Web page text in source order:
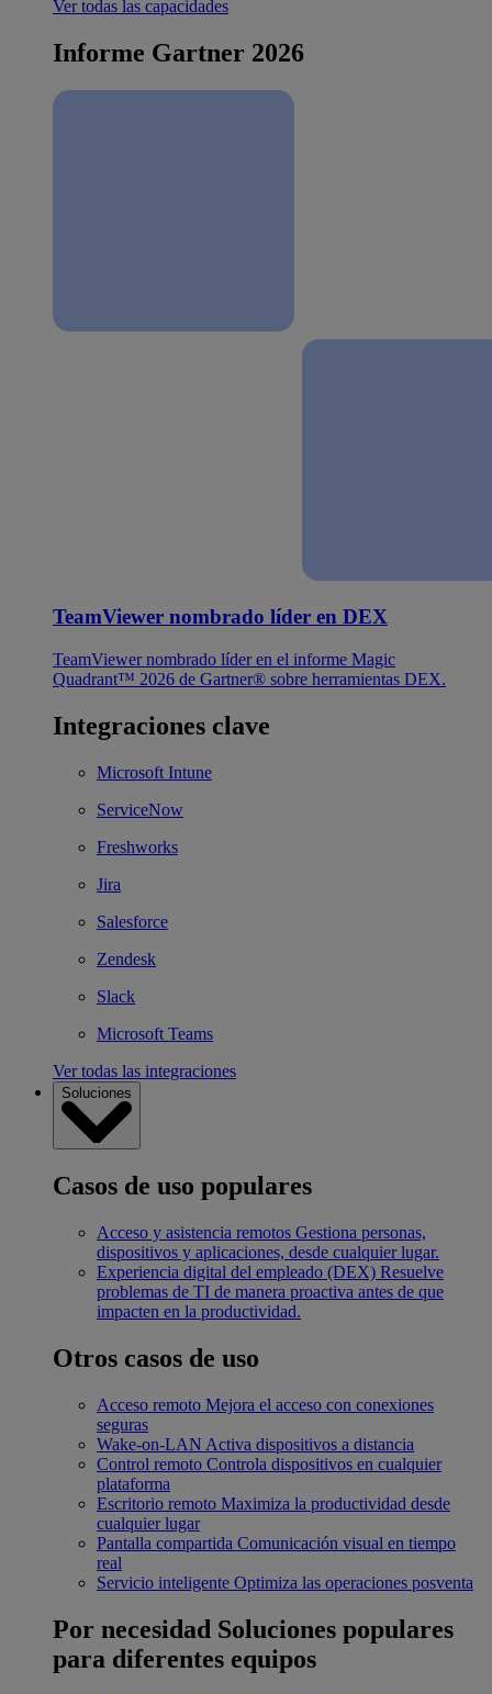
Ver todas las capacidades
Informe Gartner 2026
TeamViewer nombrado líder en DEX
TeamViewer nombrado líder en el informe Magic
Quadrant™ 2026 de Gartner® sobre herramientas DEX.
Integraciones clave
Microsoft Intune
ServiceNow
Freshworks
Jira
Salesforce
Zendesk
Slack
Microsoft Teams
Ver todas las integraciones
Soluciones
Casos de uso populares
Acceso y asistencia remotos Gestiona personas,
dispositivos y aplicaciones, desde cualquier lugar.
Experiencia digital del empleado (DEX) Resuelve
problemas de TI de manera proactiva antes de que
impacten en la productividad.
Otros casos de uso
Acceso remoto Mejora el acceso con conexiones
seguras
Wake-on-LAN Activa dispositivos a distancia
Control remoto Controla dispositivos en cualquier
plataforma
Escritorio remoto Maximiza la productividad desde
cualquier lugar
Pantalla compartida Comunicación visual en tiempo
real
Servicio inteligente Optimiza las operaciones posventa
Por necesidad Soluciones populares
para diferentes equipos